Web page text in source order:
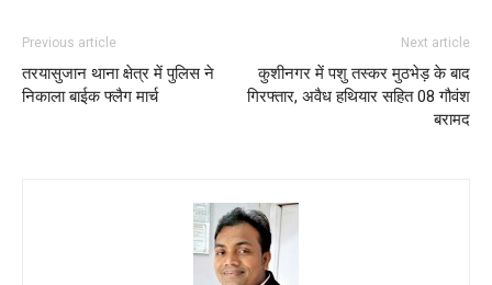
Previous article
तरयासुजान थाना क्षेत्र में पुलिस ने
निकाला बाईक फ्लैग मार्च
Next article
कुशीनगर में पशु तस्कर मुठभेड़ के बाद
गिरफ्तार, अवैध हथियार सहित 08 गौवंश
बरामद